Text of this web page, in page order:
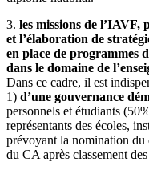
3. les missions de
et l’élaboration de
en place de programmes
dans le domaine de
Dans ce cadre, il est
1) d’une gouvernance
personnels et étudiants
représentants des écoles,
prévoyant la nomination
du CA après classement